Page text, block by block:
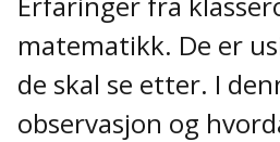
matematikk. De er
de skal se etter. I
observasjon og